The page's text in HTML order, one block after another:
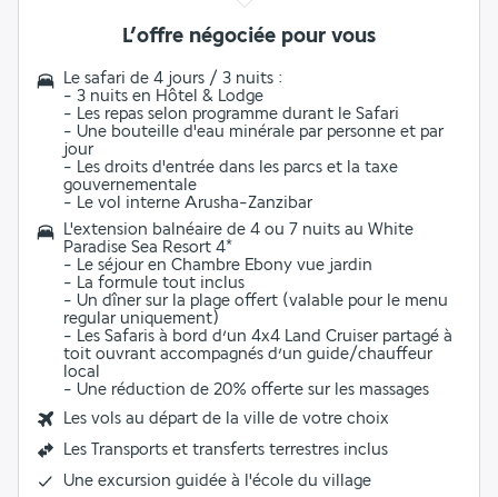
L’offre négociée pour vous
Le safari de 4 jours / 3 nuits :
- 3 nuits en Hôtel & Lodge
- Les repas selon programme durant le Safari
- Une bouteille d'eau minérale par personne et par
jour
- Les droits d'entrée dans les parcs et la taxe
gouvernementale
- Le vol interne Arusha-Zanzibar
L'extension balnéaire de 4 ou 7 nuits au White
Paradise Sea Resort 4*
- Le séjour en Chambre Ebony vue jardin
- La formule tout inclus
- Un dîner sur la plage offert (valable pour le menu
regular uniquement)
- Les Safaris à bord d’un 4x4 Land Cruiser partagé à
toit ouvrant accompagnés d’un guide/chauffeur
local
- Une réduction de 20% offerte sur les massages
Les vols au départ de la ville de votre choix
Les Transports et transferts terrestres inclus
Une excursion guidée à l'école du village